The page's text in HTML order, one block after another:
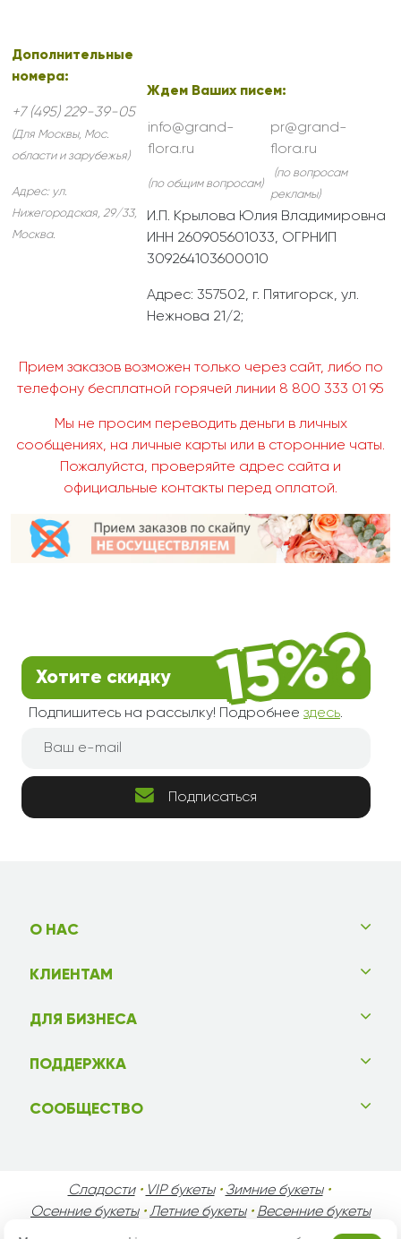
Дополнительные
номера:
+7 (495) 229-39-05
(Для Москвы, Мос.
области и зарубежья)
Адрес: ул.
Нижегородская, 29/33,
Москва.
Ждем Ваших писем:
info@grand-
flora.ru
pr@grand-
flora.ru
(по общим вопросам)
(по вопросам
рекламы)
И.П. Крылова Юлия Владимировна
ИНН 260905601033, ОГРНИП
309264103600010
Адрес: 357502, г. Пятигорск, ул.
Нежнова 21/2;
Прием заказов возможен только через сайт, либо по
телефону бесплатной горячей линии 8 800 333 01 95
Мы не просим переводить деньги в личных
сообщениях, на личные карты или в сторонние чаты.
Пожалуйста, проверяйте адрес сайта и
официальные контакты перед оплатой.
Хотите скидку
Подпишитесь на рассылку! Подробнее здесь.
Подписаться
О НАС
КЛИЕНТАМ
ДЛЯ БИЗНЕСА
ПОДДЕРЖКА
СООБЩЕСТВО
Сладости• VIP букеты• Зимние букеты•
Осенние букеты•Летние букеты• Весенние букеты
День Святого Валентина День Матери•